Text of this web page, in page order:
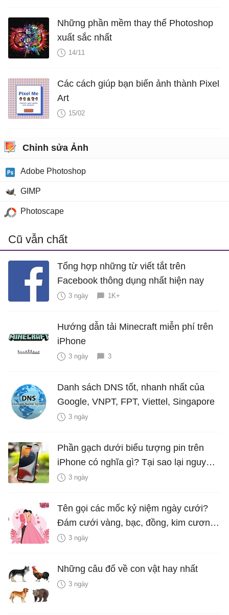
Những phần mềm thay thế Photoshop
xuất sắc nhất
14/11
Các cách giúp bạn biến ảnh thành Pixel
Art
15/02
Chỉnh sửa Ảnh
Adobe Photoshop
GIMP
Photoscape
Cũ vẫn chất
Tổng hợp những từ viết tắt trên
Facebook thông dụng nhất hiện nay
3 ngày 1K+
Hướng dẫn tải Minecraft miễn phí trên
iPhone
3 ngày 3
Danh sách DNS tốt, nhanh nhất của
Google, VNPT, FPT, Viettel, Singapore
3 ngày
Phần gạch dưới biểu tượng pin trên
iPhone có nghĩa gì? Tại sao lại nguy
hiểm?
3 ngày
Tên gọi các mốc kỷ niệm ngày cưới?
Đám cưới vàng, bạc, đồng, kim cương
là bao nhiêu năm?
3 ngày
Những câu đố về con vật hay nhất
3 ngày